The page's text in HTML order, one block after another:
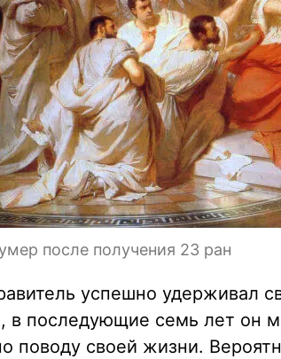
после получения 23 ран
успешно удерживал
в последующие семь лет он
поводу своей жизни.